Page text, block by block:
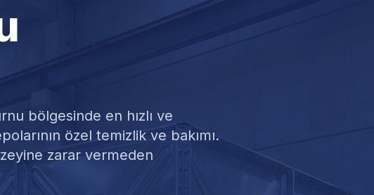
Deposu Temizliği
bölgesinde en hızlı ve
özel temizlik ve bakımı.
zarar vermeden